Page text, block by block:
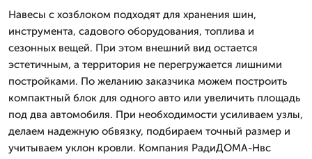
Навесы с хозблоком подходят для хранения шин,
инструмента, садового оборудования, топлива и
сезонных вещей. При этом внешний вид остается
эстетичным, а территория не перегружается лишними
постройками. По желанию заказчика можем построить
компактный блок для одного авто или увеличить площадь
под два автомобиля. При необходимости усиливаем узлы,
делаем надежную обвязку, подбираем точный размер и
учитываем уклон кровли. Компания РадиДОМА-Нвс